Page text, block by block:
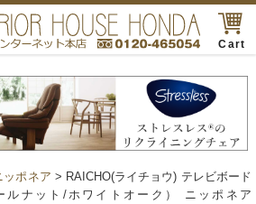
Cart
ッポネア > RAICHO(ライチョウ) テレビボード
ルナット/ホワイトオーク） ニッポネア